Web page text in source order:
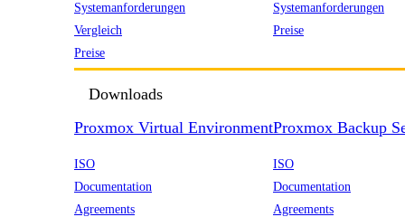
Systemanforderungen
Vergleich
Preise
Systemanforderungen
Preise
Downloads
Proxmox Virtual Environment
ISO
Documentation
Agreements
Proxmox Backup
ISO
Documentation
Agreements